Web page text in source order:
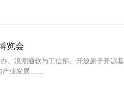
览会
。浪潮通软与工信部、开放原子开源基
产业发展……